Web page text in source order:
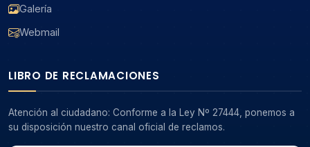
Galería
Webmail
LIBRO DE RECLAMACIONES
Atención al ciudadano: Conforme a la Ley Nº 27444, ponemos a
su disposición nuestro canal oficial de reclamos.